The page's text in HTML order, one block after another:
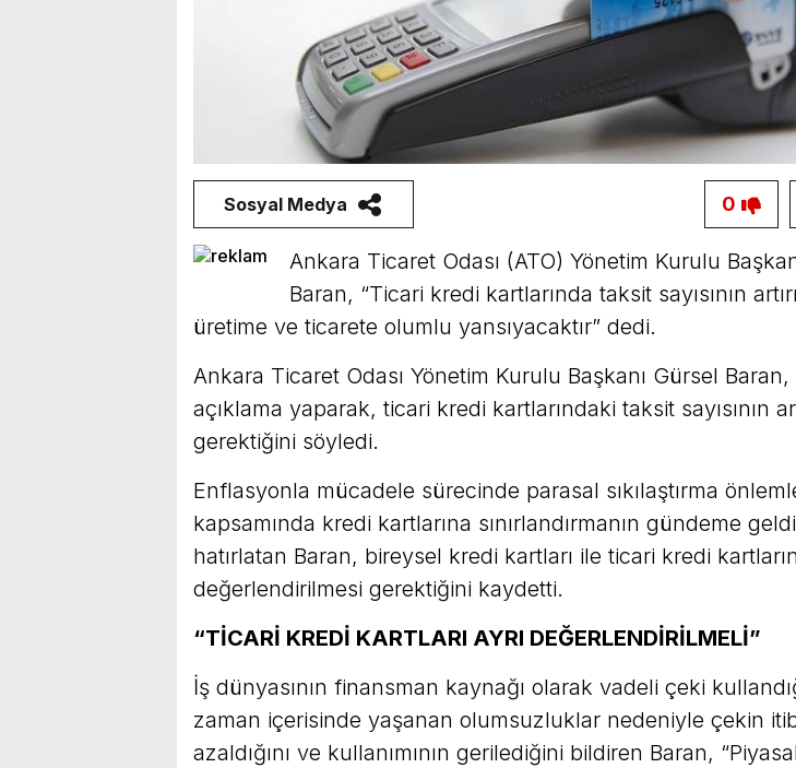
Sosyal Medya 0
Ankara Ticaret Odası (ATO) Yönetim Kurulu
Baran, “Ticari kredi kartlarında taksit sayısının
üretime ve ticarete olumlu yansıyacaktır” dedi.
Ankara Ticaret Odası Yönetim Kurulu Başkanı Gürsel Baran,
açıklama yaparak, ticari kredi kartlarındaki taksit sayısının
gerektiğini söyledi.
Enflasyonla mücadele sürecinde parasal sıkılaştırma
kapsamında kredi kartlarına sınırlandırmanın gündeme
hatırlatan Baran, bireysel kredi kartları ile ticari kredi
değerlendirilmesi gerektiğini kaydetti.
“TİCARİ KREDİ KARTLARI AYRI DEĞERLENDİRİLMELİ”
İş dünyasının finansman kaynağı olarak vadeli çeki
zaman içerisinde yaşanan olumsuzluklar nedeniyle çekin
azaldığını ve kullanımının gerilediğini bildiren Baran,